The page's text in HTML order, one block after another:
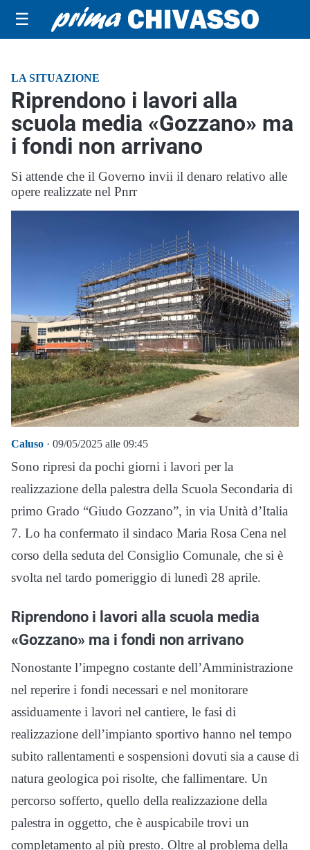
☰
LA SITUAZIONE
Riprendono i lavori alla
scuola media «Gozzano» ma
i fondi non arrivano
Si attende che il Governo invii il denaro relativo alle
opere realizzate nel Pnrr
Caluso · 09/05/2025 alle 09:45
Sono ripresi da pochi giorni i lavori per la
realizzazione della palestra della Scuola Secondaria di
primo Grado “Giudo Gozzano”, in via Unità d’Italia
7. Lo ha confermato il sindaco Maria Rosa Cena nel
corso della seduta del Consiglio Comunale, che si è
svolta nel tardo pomeriggio di lunedì 28 aprile.
Riprendono i lavori alla scuola media
«Gozzano» ma i fondi non arrivano
Nonostante l’impegno costante dell’Amministrazione
nel reperire i fondi necessari e nel monitorare
assiduamente i lavori nel cantiere, le fasi di
realizzazione dell’impianto sportivo hanno nel tempo
subito rallentamenti e sospensioni dovuti sia a cause di
natura geologica poi risolte, che fallimentare. Un
percorso sofferto, quello della realizzazione della
palestra in oggetto, che è auspicabile trovi un
completamento al più presto. Oltre al problema della